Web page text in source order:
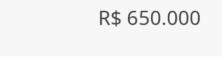
R$ 650.000